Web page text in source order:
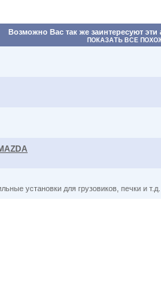
Возможно Вас так же заинтересуют эти
ПОКАЗАТЬ ВСЕ
установки для грузовиков, печки и